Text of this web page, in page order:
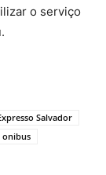
o serviço
Salvador
onibus